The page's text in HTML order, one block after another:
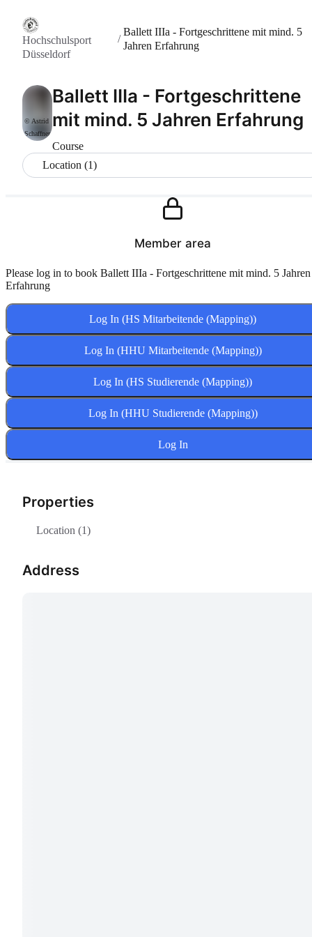
Hochschulsport
Düsseldorf
/
Ballett IIIa - Fortgeschrittene mit mind. 5
Jahren Erfahrung
© Astrid
Schaffner
Ballett IIIa - Fortgeschrittene
mit mind. 5 Jahren Erfahrung
Course
Location (1)
Properties
Location (1)
Address
Member area
Please log in to book Ballett IIIa - Fortgeschrittene mit mind. 5 Jahren
Erfahrung
Log In (HS Mitarbeitende (Mapping))
Log In (HHU Mitarbeitende (Mapping))
Log In (HS Studierende (Mapping))
Log In (HHU Studierende (Mapping))
Log In